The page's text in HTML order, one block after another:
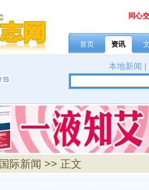
同心
首页 资讯
本地新闻 |
国际新闻 >> 正文